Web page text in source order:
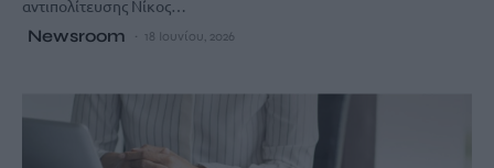
αντιπολίτευσης Νίκος…
Newsroom 18 Ιουνίου, 2026